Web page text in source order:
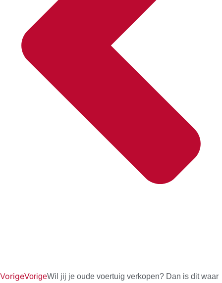
VorigeVorigeWil jij je oude voertuig verkopen? Dan is dit waar